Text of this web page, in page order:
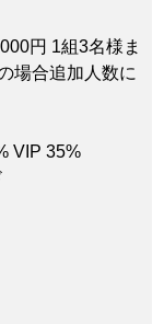
円 1組3名様ま
場合追加人数に
VIP 35%